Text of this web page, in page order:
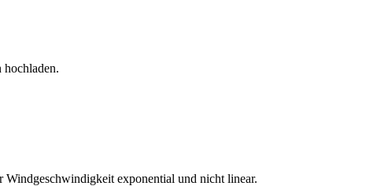
hochladen.
Windgeschwindigkeit exponential und nicht linear.